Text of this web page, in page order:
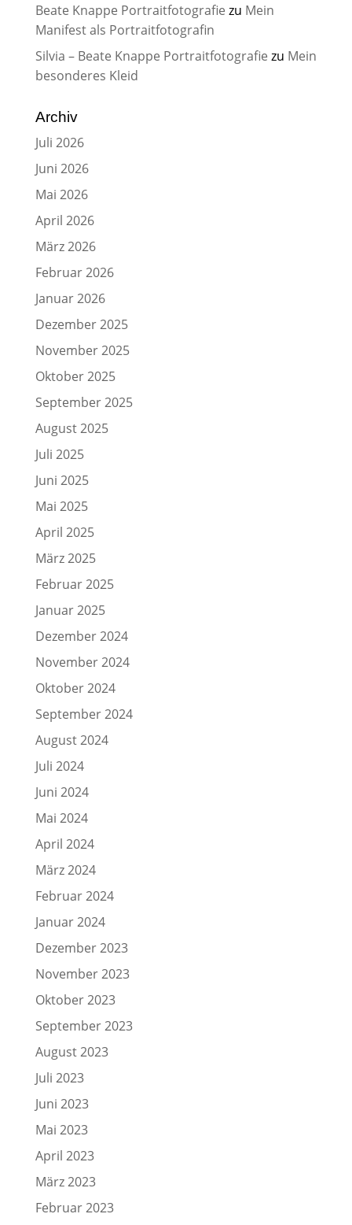
Beate Knappe Portraitfotografie zu Mein
Manifest als Portraitfotografin
Silvia – Beate Knappe Portraitfotografie zu Mein
besonderes Kleid
Archiv
Juli 2026
Juni 2026
Mai 2026
April 2026
März 2026
Februar 2026
Januar 2026
Dezember 2025
November 2025
Oktober 2025
September 2025
August 2025
Juli 2025
Juni 2025
Mai 2025
April 2025
März 2025
Februar 2025
Januar 2025
Dezember 2024
November 2024
Oktober 2024
September 2024
August 2024
Juli 2024
Juni 2024
Mai 2024
April 2024
März 2024
Februar 2024
Januar 2024
Dezember 2023
November 2023
Oktober 2023
September 2023
August 2023
Juli 2023
Juni 2023
Mai 2023
April 2023
März 2023
Februar 2023